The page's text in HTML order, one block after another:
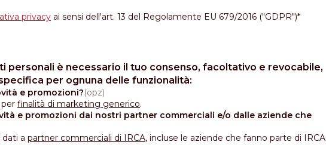
privacy ai sensi dell'art. 13 del Regolamente EU 679/2016 ("GDPR")*
personali è necessario il tuo consenso, facoltativo e revocabile,
per ognuna delle funzionalità:
e promozioni?
finalità di marketing generico.
e promozioni dai nostri partner commerciali e/o dalle aziende che
a partner commerciali di IRCA, incluse le aziende che fanno parte di IRCA